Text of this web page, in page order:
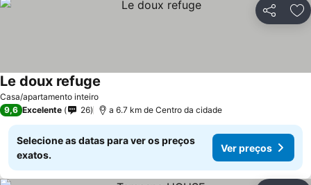
Partilhar
Casa/apartamento inteiro
Le doux refuge
9,6 Excelente 26 a 6.7 km de Centro da cidade
Selecione as datas para ver os preços
exatos.
Ver preços